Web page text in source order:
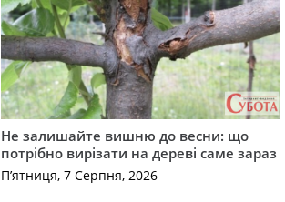
Не залишайте вишню до весни: що
потрібно вирізати на дереві саме зараз
П’ятниця, 7 Серпня, 2026